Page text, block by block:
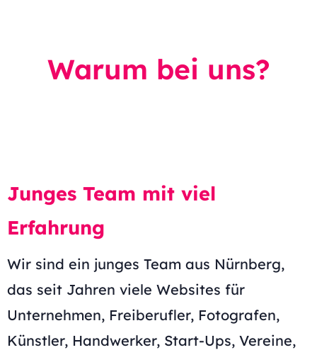
Warum bei uns?
Junges Team mit viel
Erfahrung
Wir sind ein junges Team aus Nürnberg,
das seit Jahren viele Websites für
Unternehmen, Freiberufler, Fotografen,
Künstler, Handwerker, Start-Ups, Vereine,